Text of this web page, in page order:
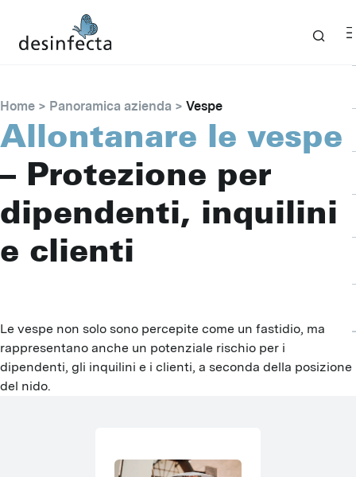
Home Panoramica azienda Vespe
Allontanare le vespe
– Protezione per
dipendenti, inquilini
e clienti
Le vespe non solo sono percepite come un fastidio, ma
rappresentano anche un potenziale rischio per i
dipendenti, gli inquilini e i clienti, a seconda della posizione
del nido.